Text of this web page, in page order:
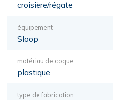
croisière/régate
équipement
Sloop
matériau de coque
plastique
type de fabrication